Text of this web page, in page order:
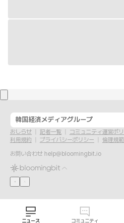
韓国経済メディアグループ
おしらせ 記者一覧
コミュニティ運営ポ
利用規約
プライバシーポリシー
倫理規
お問い合わせ help@bloomingbit.io
ニュース コミュニティ